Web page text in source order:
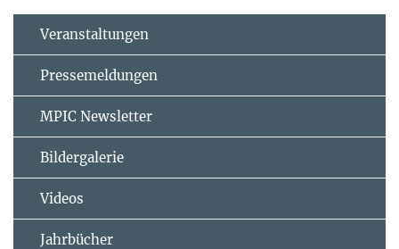
Veranstaltungen
Pressemeldungen
MPIC Newsletter
Bildergalerie
Videos
Jahrbücher